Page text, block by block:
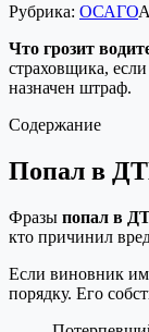
Рубрика: ОСАГО
Что грозит
страховщика,
назначен штраф.
Содержание
Попал в
Фразы попал в
кто причинил
Если виновник
порядку. Его